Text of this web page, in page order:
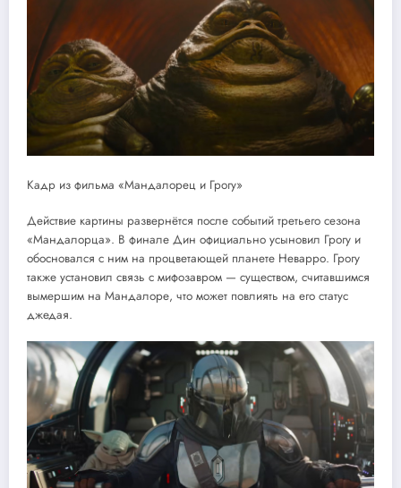
Кадр из фильма «Мандалорец и Грогу»
Действие картины развернётся после событий третьего сезона
«Мандалорца». В финале Дин официально усыновил Грогу и
обосновался с ним на процветающей планете Неварро. Грогу
также установил связь с мифозавром — существом, считавшимся
вымершим на Мандалоре, что может повлиять на его статус
джедая.